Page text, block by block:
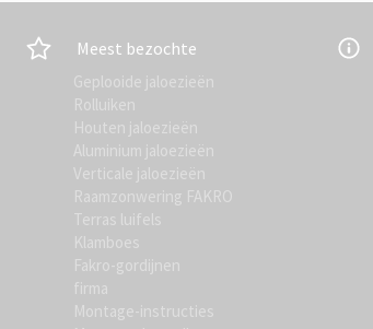
Meest bezochte
Geplooide jaloezieën
Rolluiken
Houten jaloezieën
Aluminium jaloezieën
Verticale jaloezieën
Raamzonwering FAKRO
Terras luifels
Klamboes
Fakro-gordijnen
firma
Montage-instructies